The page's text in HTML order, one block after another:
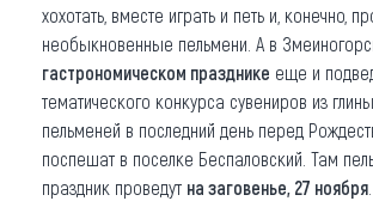
хохотать, вместе играть и петь и, конечно,
необыкновенные пельмени. А в
гастрономическом празднике еще и
тематического конкурса сувениров из
пельменей в последний день перед
поспешат в поселке Беспаловский. Там
праздник проведут на заговенье, 27 ноября